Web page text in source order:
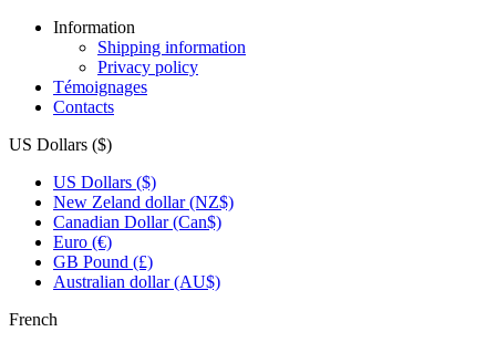
Information
Shipping information
Privacy policy
Témoignages
Contacts
US Dollars ($)
US Dollars ($)
New Zeland dollar (NZ$)
Canadian Dollar (Can$)
Euro (€)
GB Pound (£)
Australian dollar (AU$)
French